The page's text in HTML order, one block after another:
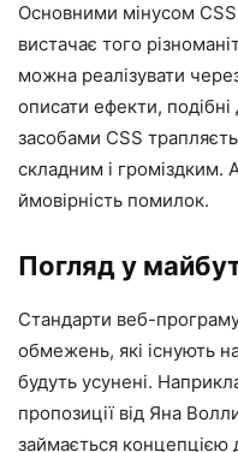
Основними мінусом
вистачає того
можна реалізувати
описати ефекти,
засобами CSS
складним і громіздким.
ймовірність помилок.
Погляд у
Стандарти веб-
обмежень, які існують
будуть усунені.
пропозиції від Яна
займається концепцією